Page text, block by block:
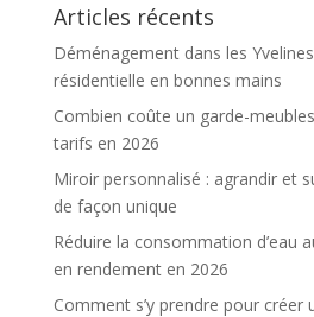
Articles récents
Déménagement dans les
résidentielle en bonnes mains
Combien coûte un garde-
tarifs en 2026
Miroir personnalisé : agrandir et
de façon unique
Réduire la consommation d’eau
en rendement en 2026
Comment s’y prendre pour créer